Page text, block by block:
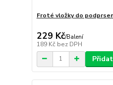
Froté vložky do
229 Kč/Balení
189 Kč bez DPH